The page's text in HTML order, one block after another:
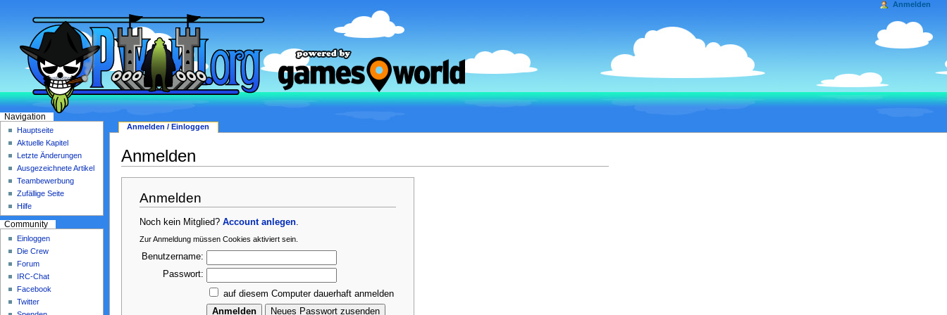
Anmelden
Anmelden
Noch kein Mitglied?Account anlegen
Zur Anmeldung müssen Cookies aktiviert sein.
Benutzername:
Passwort:
auf diesem Computer dauerhaft anmelden
Anmelden / Einloggen
Anmelden
Navigation
Hauptseite
Aktuelle Kapitel
Letzte Änderungen
Ausgezeichnete Artikel
Teambewerbung
Zufällige Seite
Hilfe
Community
Einloggen
Die Crew
Forum
IRC-Chat
Facebook
Twitter